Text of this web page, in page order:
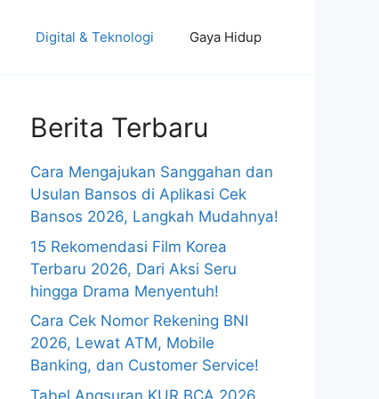
Digital & Teknologi Gaya Hidup
Berita Terbaru
Cara Mengajukan Sanggahan dan
Usulan Bansos di Aplikasi Cek
Bansos 2026, Langkah Mudahnya!
15 Rekomendasi Film Korea
Terbaru 2026, Dari Aksi Seru
hingga Drama Menyentuh!
Cara Cek Nomor Rekening BNI
2026, Lewat ATM, Mobile
Banking, dan Customer Service!
Tabel Angsuran KUR BCA 2026,